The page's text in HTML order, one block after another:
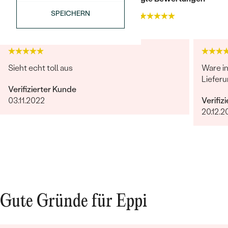
Bestseller
FARBE:
SPEICHERN
Sieht echt toll aus
Verifizierter Kunde
03.11.2022
Ware
Gute Gründe für Eppi